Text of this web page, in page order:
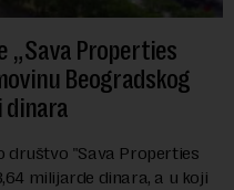
„Sava Properties
Beogradskog
dinara
društvo "Sava Properties
milijarde dinara, a u koji